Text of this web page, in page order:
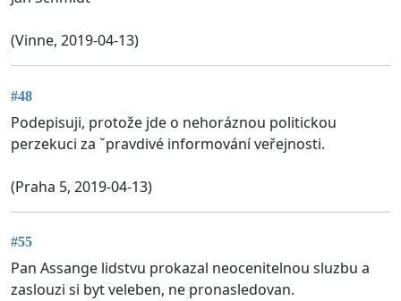
(Vinne, 2019-04-13)
#48
Podepisuji, protože jde o nehoráznou politickou
perzekuci za ˇpravdivé informování veřejnosti.
(Praha 5, 2019-04-13)
#55
Pan Assange lidstvu prokazal neocenitelnou sluzbu a
zaslouzi si byt veleben, ne pronasledovan.